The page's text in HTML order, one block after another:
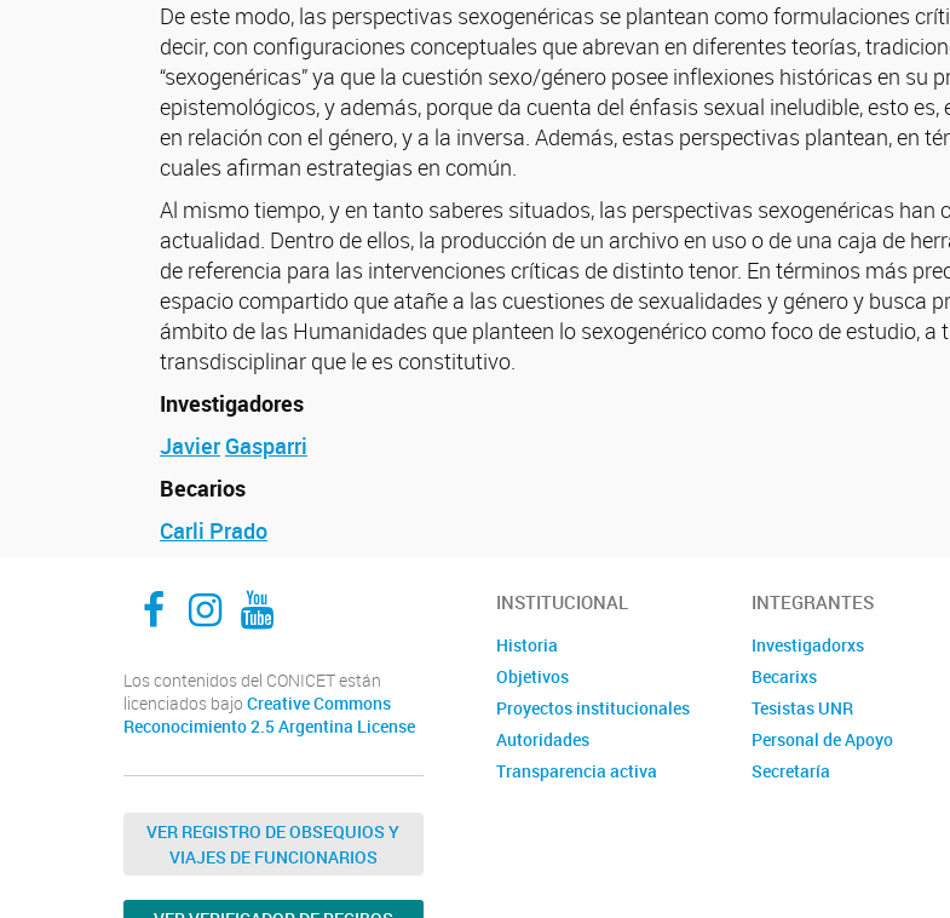
De este modo, las perspectivas sexogenéricas se plantean como formulaciones
decir, con configuraciones conceptuales que abrevan en diferentes teorías,
“sexogenéricas” ya que la cuestión sexo/género posee inflexiones históricas en
epistemológicos, y además, porque da cuenta del énfasis sexual ineludible, esto
en relación con el género, y a la inversa. Además, estas perspectivas plantean, en
cuales afirman estrategias en común.
Al mismo tiempo, y en tanto saberes situados, las perspectivas sexogenéricas han
actualidad. Dentro de ellos, la producción de un archivo en uso o de una caja de
de referencia para las intervenciones críticas de distinto tenor. En términos más
espacio compartido que atañe a las cuestiones de sexualidades y género y busca
ámbito de las Humanidades que planteen lo sexogenérico como foco de estudio,
transdisciplinar que le es constitutivo.
Investigadores
Javier Gasparri
Becarios
Carli Prado
Facebook
Instagram
Youtube
Los contenidos del CONICET están
licenciados bajo Creative Commons
Reconocimiento 2.5 Argentina License
VER REGISTRO DE OBSEQUIOS Y
VIAJES DE FUNCIONARIOS
INSTITUCIONAL
Historia
Objetivos
Proyectos institucionales
Autoridades
Transparencia activa
INTEGRANTES
Investigadorxs
Becarixs
Tesistas UNR
Personal de Apoyo
Secretaría